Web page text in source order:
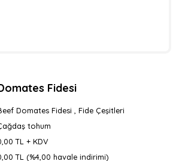
Fidesi
Domates Fidesi
Fide Çeşitleri
tohum
TL + KDV
TL (%4,00 havale indirimi)